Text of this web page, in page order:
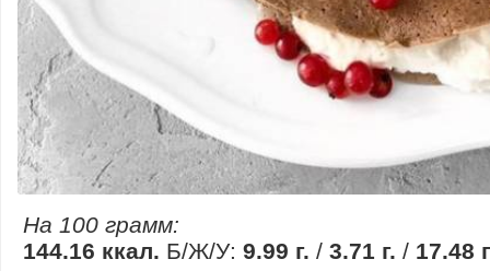
На 100 грамм:
144.16 ккал. Б/Ж/У: 9.99 г. / 3.71 г. / 17.48